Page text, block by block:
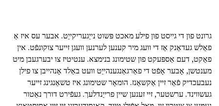
גרונט פון די גייסט פון פילע מאכט פּשוט נייַגעריקייַט. אבער עס איז אַ
פאַלש געדאַנק אַז די וועג מיר קענען לערנען וועגן זייער צוקונפֿט. אין
פאַקט, דעם אַספּעקט פון שטימונג בנימצא. ענטיטיז צו יבערגעבן מיט
מענטשן, אָבער אָפֿט די פאַרגאַנגענהייַט וועט באַלד אָנהייבן צו פילן
נעבעכדיק פֿאַר זיין אַקשאַנז. הומאָר שטימונג איז טשאַנגינג זייער
געשווינד. ערשטער, זיי זענען שיין פרייַנדלעך. געפֿירט דורך נאַטור